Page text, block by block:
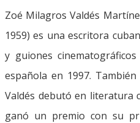
Zoé Milagros Valdés
1959) es una escritora
y guiones
española en 1997.
Valdés debutó en literatura
ganó un premio con su